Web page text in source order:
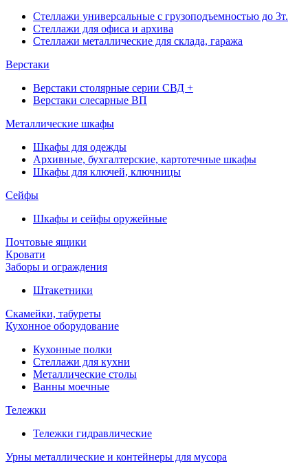
Стеллажи универсальные с грузоподъемностью до 3т.
Стеллажи для офиса и архива
Стеллажи металлические для склада, гаража
Верстаки
Верстаки столярные серии СВД +
Верстаки слесарные ВП
Металлические шкафы
Шкафы для одежды
Архивные, бухгалтерские, картотечные шкафы
Шкафы для ключей, ключницы
Сейфы
Шкафы и сейфы оружейные
Почтовые ящики
Кровати
Заборы и ограждения
Штакетники
Скамейки, табуреты
Кухонное оборудование
Кухонные полки
Стеллажи для кухни
Металлические столы
Ванны моечные
Тележки
Тележки гидравлические
Урны металлические и контейнеры для мусора